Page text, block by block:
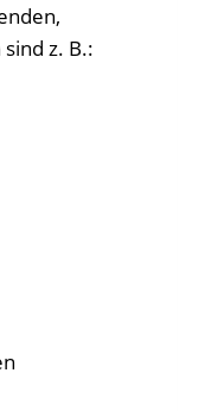
z. B.: